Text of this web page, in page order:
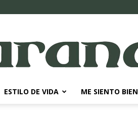
ESTILO DE VIDA ME SIENTO BIEN